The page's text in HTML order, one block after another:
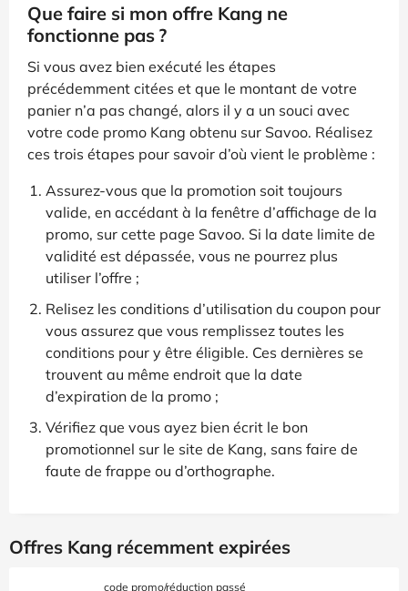
Que faire si mon offre Kang ne
fonctionne pas ?
Si vous avez bien exécuté les étapes
précédemment citées et que le montant de votre
panier n’a pas changé, alors il y a un souci avec
votre code promo Kang obtenu sur Savoo. Réalisez
ces trois étapes pour savoir d’où vient le problème :
Assurez-vous que la promotion soit toujours
valide, en accédant à la fenêtre d’affichage de la
promo, sur cette page Savoo. Si la date limite de
validité est dépassée, vous ne pourrez plus
utiliser l’offre ;
Relisez les conditions d’utilisation du coupon pour
vous assurez que vous remplissez toutes les
conditions pour y être éligible. Ces dernières se
trouvent au même endroit que la date
d’expiration de la promo ;
Vérifiez que vous ayez bien écrit le bon
promotionnel sur le site de Kang, sans faire de
faute de frappe ou d’orthographe.
Offres Kang récemment expirées
code promo/réduction passé